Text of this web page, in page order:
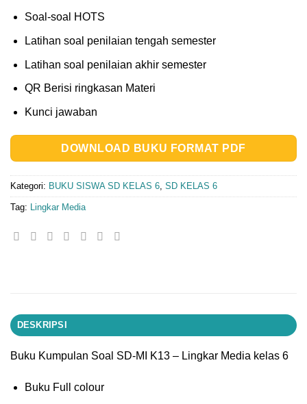
Soal-soal HOTS
Latihan soal penilaian tengah semester
Latihan soal penilaian akhir semester
QR Berisi ringkasan Materi
Kunci jawaban
DOWNLOAD BUKU FORMAT PDF
Kategori: BUKU SISWA SD KELAS 6, SD KELAS 6
Tag: Lingkar Media
DESKRIPSI
Buku Kumpulan Soal SD-MI K13 – Lingkar Media kelas 6
Buku Full colour